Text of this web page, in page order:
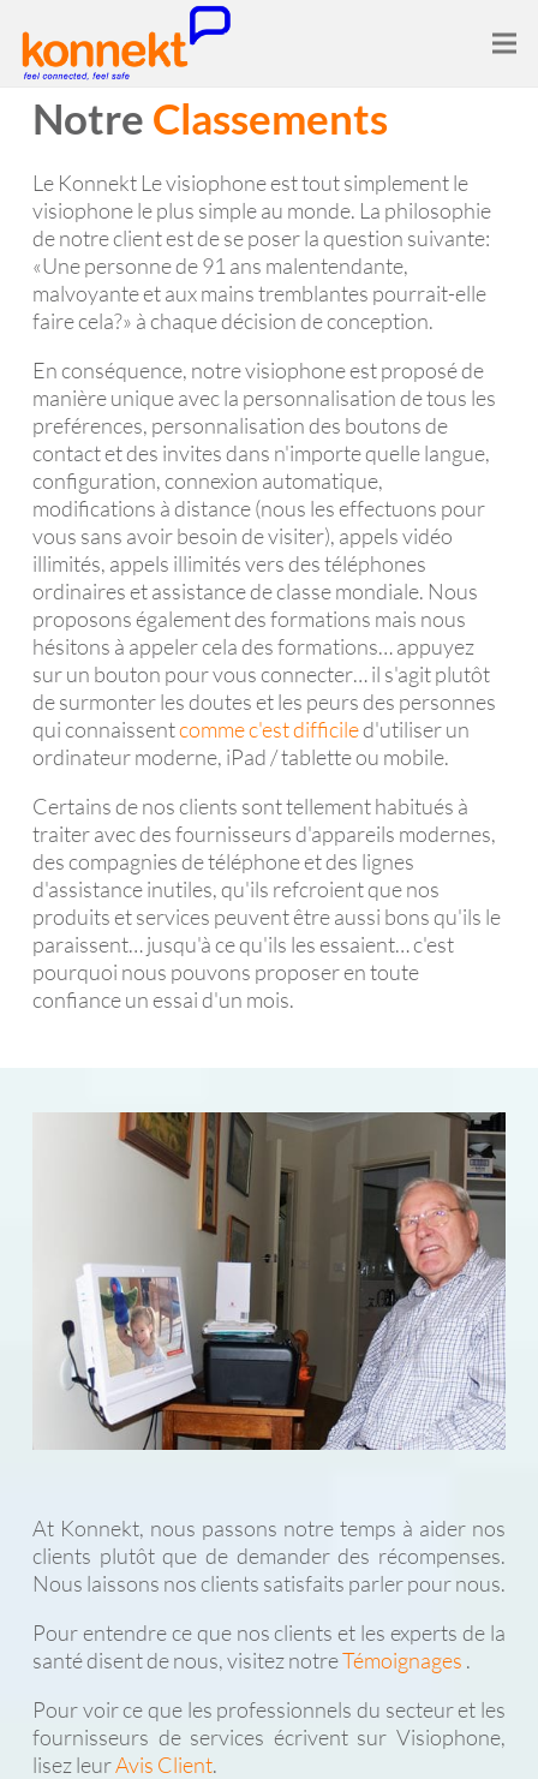
Notre Classements
Le Konnekt Le visiophone est tout simplement le
visiophone le plus simple au monde. La philosophie
de notre client est de se poser la question suivante:
«Une personne de 91 ans malentendante,
malvoyante et aux mains tremblantes pourrait-elle
faire cela?» à chaque décision de conception.
En conséquence, notre visiophone est proposé de
manière unique avec la personnalisation de tous les
preférences, personnalisation des boutons de
contact et des invites dans n'importe quelle langue,
configuration, connexion automatique,
modifications à distance (nous les effectuons pour
vous sans avoir besoin de visiter), appels vidéo
illimités, appels illimités vers des téléphones
ordinaires et assistance de classe mondiale. Nous
proposons également des formations mais nous
hésitons à appeler cela des formations… appuyez
sur un bouton pour vous connecter… il s'agit plutôt
de surmonter les doutes et les peurs des personnes
qui connaissentcomme c'est difficiled'utiliser un
ordinateur moderne, iPad / tablette ou mobile.
Certains de nos clients sont tellement habitués à
traiter avec des fournisseurs d'appareils modernes,
des compagnies de téléphone et des lignes
d'assistance inutiles, qu'ils refcroient que nos
produits et services peuvent être aussi bons qu'ils le
paraissent… jusqu'à ce qu'ils les essaient… c'est
pourquoi nous pouvons proposer en toute
confiance un essai d'un mois.
At Konnekt, nous passons notre temps à aider nos
clients plutôt que de demander des récompenses.
Nous laissons nos clients satisfaits parler pour nous.
Pour entendre ce que nos clients et les experts de la
santé disent de nous, visitez notreTémoignages .
Pour voir ce que les professionnels du secteur et les
fournisseurs de services écrivent sur Visiophone,
lisez leurAvis Client.